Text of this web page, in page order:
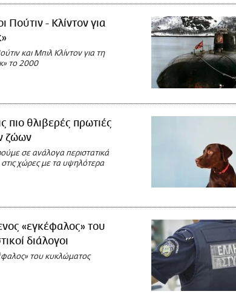
Πούτιν - Κλίντον για
και Μπιλ Κλίντον για τη
το 2000
πιο θλιβερές πρωτιές
ζώων
σε ανάλογα περιστατικά
χώρες με τα υψηλότερα
«εγκέφαλος» του
διάλογοι
του κυκλώματος